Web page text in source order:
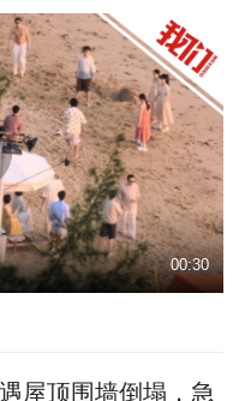
00:30
屋顶围墙倒塌，急